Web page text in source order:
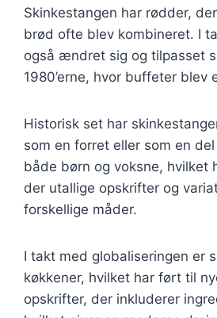
Skinkestangen har rødder,
brød ofte blev kombineret. I
også ændret sig og tilpasset
1980’erne, hvor buffeter
Historisk set har
som en forret eller som en
både børn og voksne, hvilket
der utallige opskrifter og
forskellige måder.
I takt med globaliseringen er
køkkener, hvilket har ført til
opskrifter, der inkluderer